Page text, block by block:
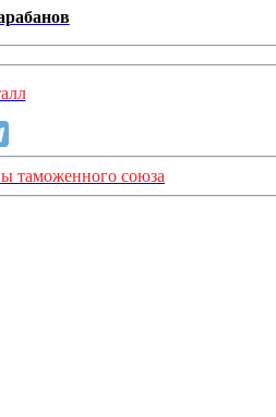
таможенного союза